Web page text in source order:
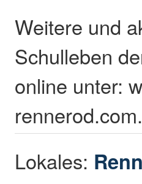
Weitere und
Schulleben
online unter:
Lokales: